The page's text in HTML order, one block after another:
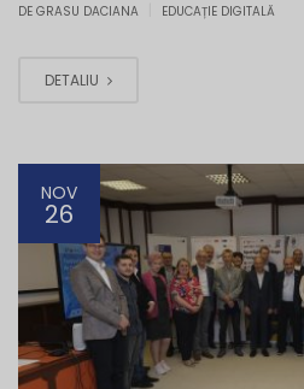
DE GRASU DACIANA EDUCAȚIE DIGITALĂ
DETALIU
NOV
26